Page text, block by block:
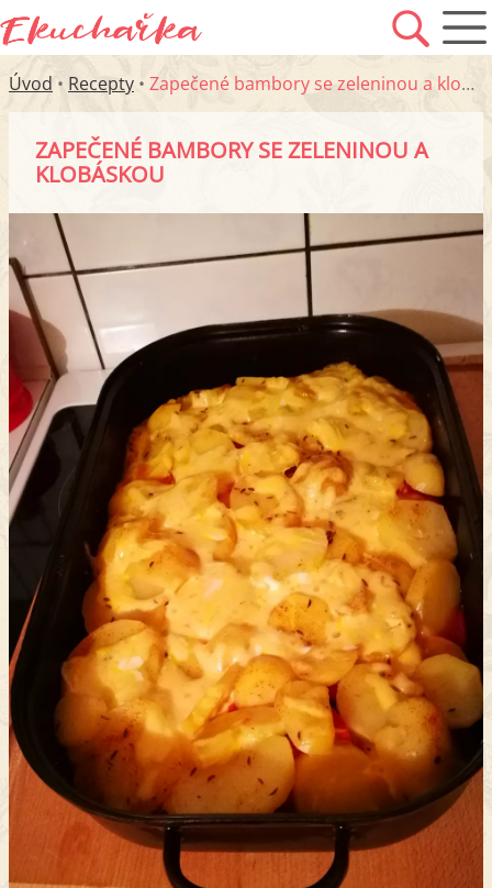
Úvod • Recepty • Zapečené bambory se zeleninou a klobáskou
ZAPEČENÉ BAMBORY SE ZELENINOU A
KLOBÁSKOU